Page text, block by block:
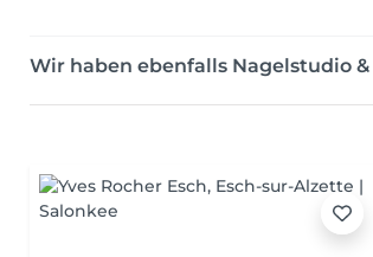
Wir haben ebenfalls Nagelstudio